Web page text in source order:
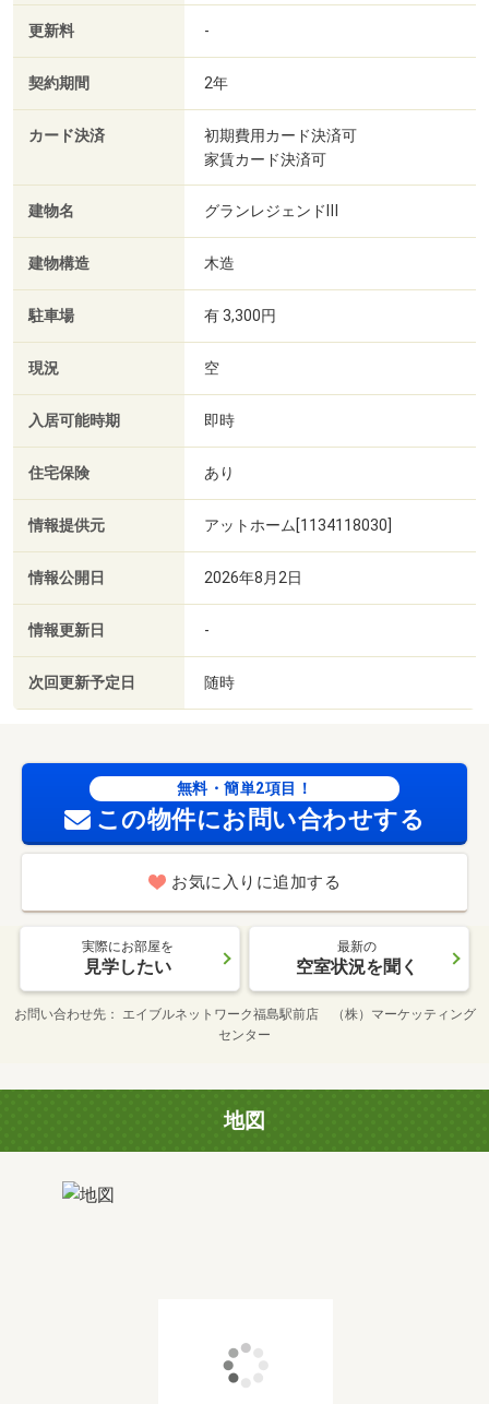
更新料 -
契約期間 2年
カード決済
初期費用カード決済可
家賃カード決済可
建物名 グランレジェンドⅢ
建物構造 木造
駐車場 有 3,300円
現況 空
入居可能時期 即時
住宅保険 あり
情報提供元 アットホーム[1134118030]
情報公開日 2026年8月2日
情報更新日 -
次回更新予定日 随時
無料・簡単2項目！
この物件にお問い合わせする
お気に入りに追加する
実際にお部屋を
見学したい
最新の
空室状況を聞く
お問い合わせ先
エイブルネットワーク福島駅前店 （株）マーケッティング
センター
地図